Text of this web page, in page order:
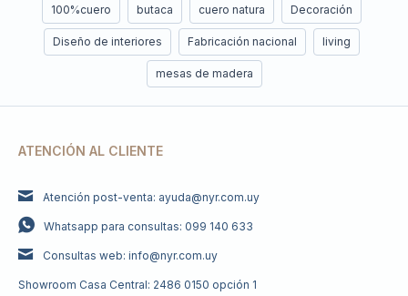
100%cuero butaca cuero natura Decoración
Diseño de interiores Fabricación nacional living
mesas de madera
ATENCIÓN AL CLIENTE
Atención post-venta: ayuda@nyr.com.uy
Whatsapp para consultas: 099 140 633
Consultas web: info@nyr.com.uy
Showroom Casa Central: 2486 0150 opción 1